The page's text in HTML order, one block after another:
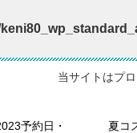
当サイトはプ
予約日・
夏コ